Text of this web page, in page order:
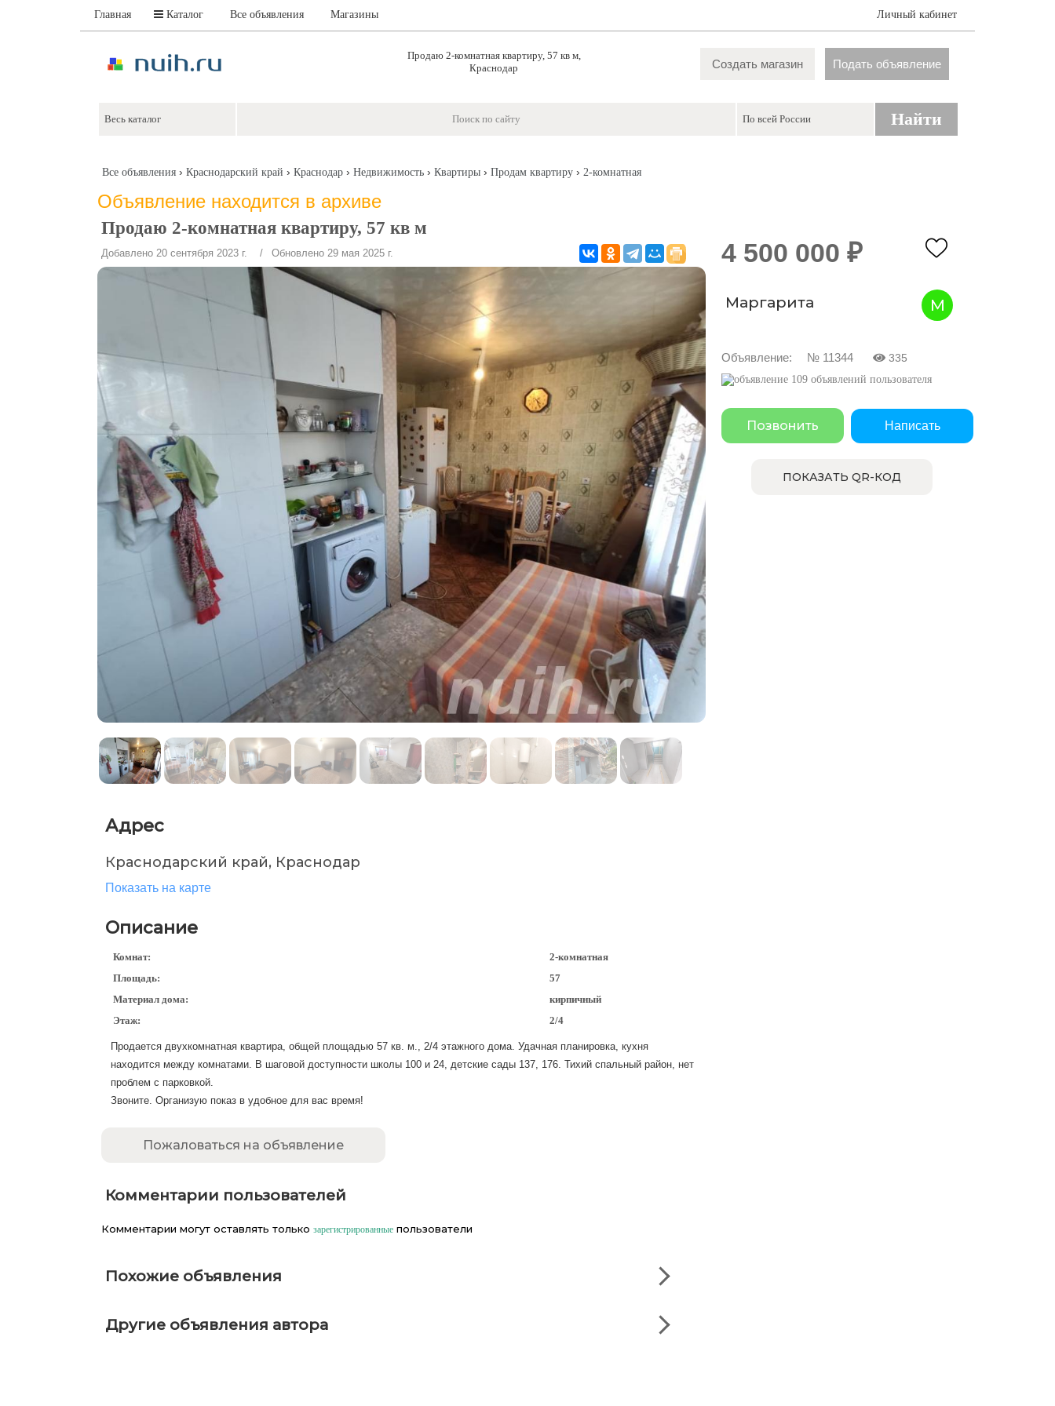
Главная Каталог Все объявления Магазины Личный кабинет
Продаю 2-комнатная квартиру, 57 кв м,
Краснодар
Создать магазин Подать объявление
Найти
Все объявления› Краснодарский край › Краснодар› Недвижимость› Квартиры› Продам квартиру› 2-комнатная
Объявление находится в архиве
Продаю 2-комнатная квартиру, 57 кв м
Добавлено 20 сентября 2023 г. / Обновлено 29 мая 2025 г.
Адрес
Краснодарский край, Краснодар
Показать на карте
Описание
Комнат:
2-комнатная
Площадь:
57
Материал дома:
кирпичный
Этаж:
2/4
Продается двухкомнатная квартира, общей площадью 57 кв. м., 2/4 этажного дома. Удачная планировка, кухня
находится между комнатами. В шаговой доступности школы 100 и 24, детские сады 137, 176. Тихий спальный район, нет
проблем с парковкой.
Звоните. Организую показ в удобное для вас время!
Пожаловаться на объявление
Комментарии пользователей
Комментарии могут оставлять только зарегистрированные пользователи
Похожие объявления
Другие объявления автора
4 500 000 ₽
Маргарита М
Объявление: № 11344 335
109 объявлений пользователя
Позвонить Написать
ПОКАЗАТЬ QR-КОД